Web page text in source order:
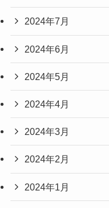
2024年7月
2024年6月
2024年5月
2024年4月
2024年3月
2024年2月
2024年1月